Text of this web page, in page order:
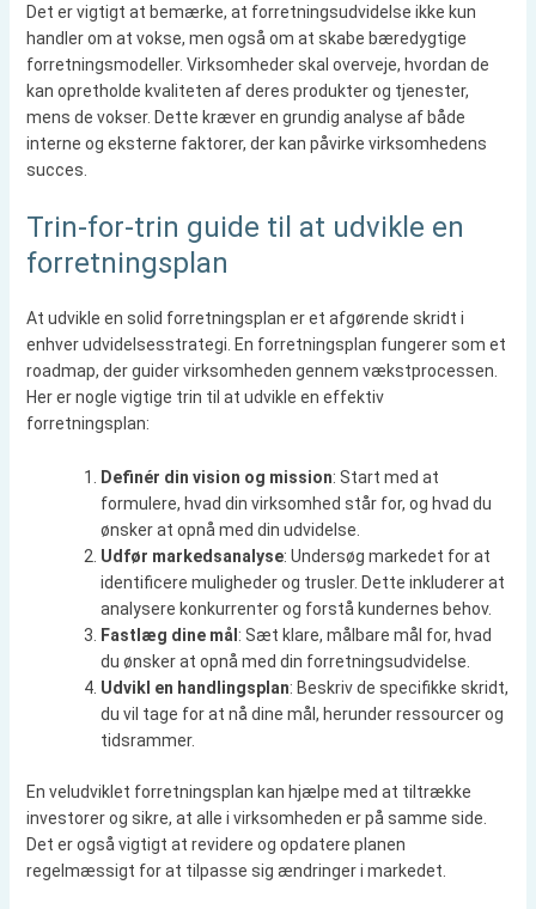
Det er vigtigt at bemærke, at forretningsudvidelse ikke kun
handler om at vokse, men også om at skabe bæredygtige
forretningsmodeller. Virksomheder skal overveje, hvordan de
kan opretholde kvaliteten af deres produkter og tjenester,
mens de vokser. Dette kræver en grundig analyse af både
interne og eksterne faktorer, der kan påvirke virksomhedens
succes.
Trin-for-trin guide til at udvikle en
forretningsplan
At udvikle en solid forretningsplan er et afgørende skridt i
enhver udvidelsesstrategi. En forretningsplan fungerer som et
roadmap, der guider virksomheden gennem vækstprocessen.
Her er nogle vigtige trin til at udvikle en effektiv
forretningsplan:
Definér din vision og mission: Start med at
formulere, hvad din virksomhed står for, og hvad du
ønsker at opnå med din udvidelse.
Udfør markedsanalyse: Undersøg markedet for at
identificere muligheder og trusler. Dette inkluderer at
analysere konkurrenter og forstå kundernes behov.
Fastlæg dine mål: Sæt klare, målbare mål for, hvad
du ønsker at opnå med din forretningsudvidelse.
Udvikl en handlingsplan: Beskriv de specifikke skridt,
du vil tage for at nå dine mål, herunder ressourcer og
tidsrammer.
En veludviklet forretningsplan kan hjælpe med at tiltrække
investorer og sikre, at alle i virksomheden er på samme side.
Det er også vigtigt at revidere og opdatere planen
regelmæssigt for at tilpasse sig ændringer i markedet.